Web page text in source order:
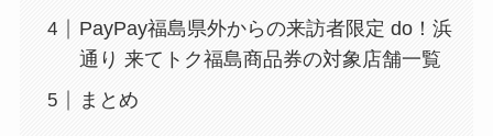
PayPay福島県外からの来訪者限定 do！浜
通り 来てトク福島商品券の対象店舗一覧
まとめ